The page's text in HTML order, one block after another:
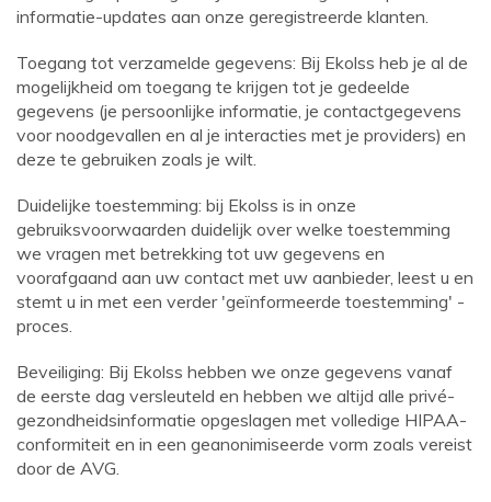
informatie-updates aan onze geregistreerde klanten.
Toegang tot verzamelde gegevens: Bij Ekolss heb je al de
mogelijkheid om toegang te krijgen tot je gedeelde
gegevens (je persoonlijke informatie, je contactgegevens
voor noodgevallen en al je interacties met je providers) en
deze te gebruiken zoals je wilt.
Duidelijke toestemming: bij Ekolss is in onze
gebruiksvoorwaarden duidelijk over welke toestemming
we vragen met betrekking tot uw gegevens en
voorafgaand aan uw contact met uw aanbieder, leest u en
stemt u in met een verder 'geïnformeerde toestemming' -
proces.
Beveiliging: Bij Ekolss hebben we onze gegevens vanaf
de eerste dag versleuteld en hebben we altijd alle privé-
gezondheidsinformatie opgeslagen met volledige HIPAA-
conformiteit en in een geanonimiseerde vorm zoals vereist
door de AVG.